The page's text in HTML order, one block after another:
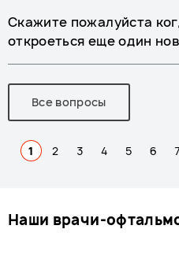
Скажите пожалуйста
откроеться еще один
Все вопросы
1 2 3 4 5 6 7
наши врачи-